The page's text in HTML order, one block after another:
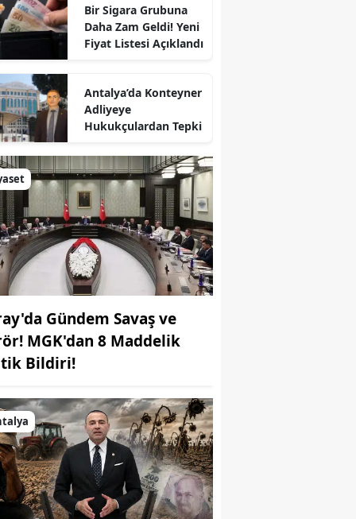
Bir Sigara Grubuna
Daha Zam Geldi! Yeni
Fiyat Listesi Açıklandı
Antalya’da Konteyner
Adliyeye
Hukukçulardan Tepki
Gündem Savaş ve
MGK'dan 8 Maddelik
Bildiri!